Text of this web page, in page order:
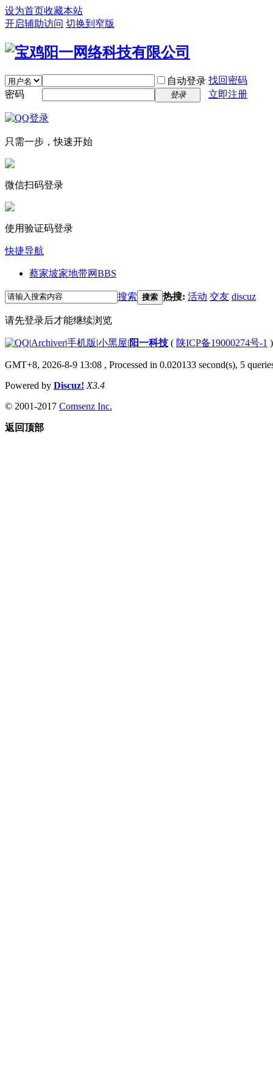
设为首页收藏本站
开启辅助访问 切换到窄版
自动登录 找回密码
密码
登录 立即注册
只需一步，快速开始
微信扫码登录
使用验证码登录
快捷导航
蔡家坡家地带网BBS
搜索 搜索 热搜: 活动 交友 discuz
请先登录后才能继续浏览
|Archiver|手机版|小黑屋| 阳一科技 ( 陕ICP备19000274号-1 )
GMT+8, 2026-8-9 13:08 , Processed in 0.020133 second(s), 5
Powered by Discuz! X3.4
© 2001-2017 Comsenz Inc.
返回顶部